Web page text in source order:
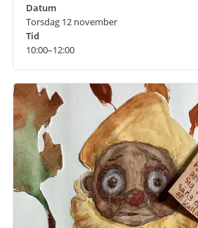
Datum
Torsdag 12 november
Tid
10:00–12:00